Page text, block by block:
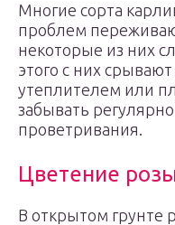
Многие сорта
проблем
некоторые из них
этого с них
утеплителем или
забывать
проветривания.
Цветение
В открытом грунте